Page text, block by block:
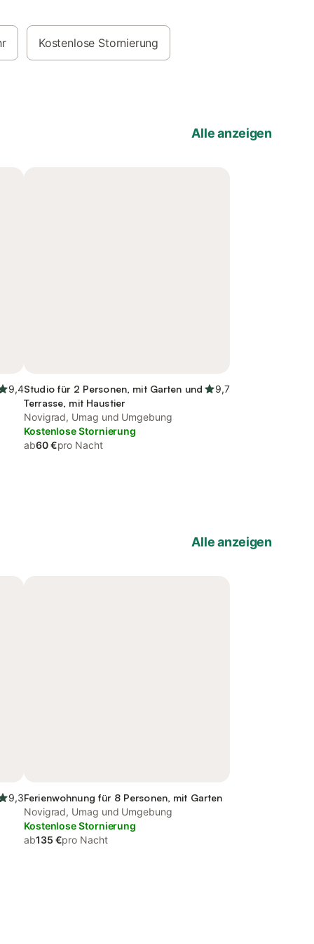
Kostenlose Stornierung
Alle anzeigen
9,4Studio für 2 Personen, mit Garten und
Terrasse, mit Haustier
9,7
Novigrad, Umag und Umgebung
Kostenlose Stornierung
ab60 €pro Nacht
Alle anzeigen
9,3Ferienwohnung für 8 Personen, mit Garten
Novigrad, Umag und Umgebung
Kostenlose Stornierung
ab135 €pro Nacht